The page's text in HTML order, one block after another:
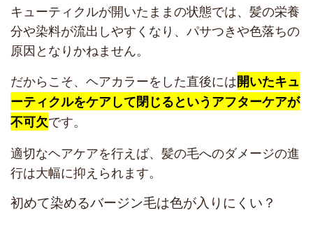
キューティクルが開いたままの状態では、髪の栄養
分や染料が流出しやすくなり、パサつきや色落ちの
原因となりかねません。
だからこそ、ヘアカラーをした直後には開いたキュ
ーティクルをケアして閉じるというアフターケアが
不可欠です。
適切なヘアケアを行えば、髪の毛へのダメージの進
行は大幅に抑えられます。
初めて染めるバージン毛は色が入りにくい？